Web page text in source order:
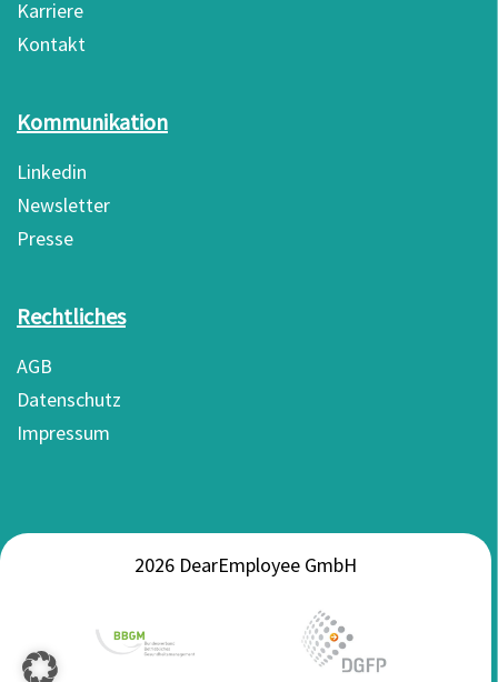
Karriere
Kontakt
Kommunikation
Linkedin
Newsletter
Presse
Rechtliches
AGB
Datenschutz
Impressum
2026 DearEmployee GmbH